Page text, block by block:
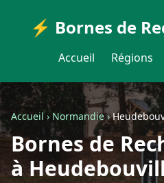
⚡ Bornes de
Accueil Régions
Accueil›Normandie›
Bornes de
à